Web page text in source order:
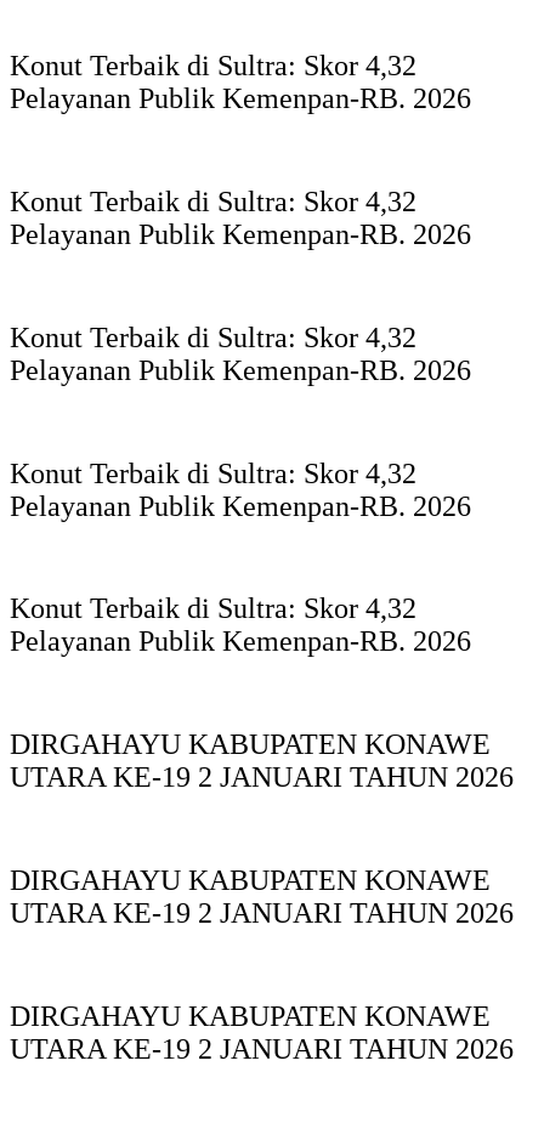
Konut Terbaik di Sultra: Skor 4,32
Pelayanan Publik Kemenpan-RB. 2026
Konut Terbaik di Sultra: Skor 4,32
Pelayanan Publik Kemenpan-RB. 2026
Konut Terbaik di Sultra: Skor 4,32
Pelayanan Publik Kemenpan-RB. 2026
Konut Terbaik di Sultra: Skor 4,32
Pelayanan Publik Kemenpan-RB. 2026
Konut Terbaik di Sultra: Skor 4,32
Pelayanan Publik Kemenpan-RB. 2026
DIRGAHAYU KABUPATEN KONAWE
UTARA KE-19 2 JANUARI TAHUN 2026
DIRGAHAYU KABUPATEN KONAWE
UTARA KE-19 2 JANUARI TAHUN 2026
DIRGAHAYU KABUPATEN KONAWE
UTARA KE-19 2 JANUARI TAHUN 2026